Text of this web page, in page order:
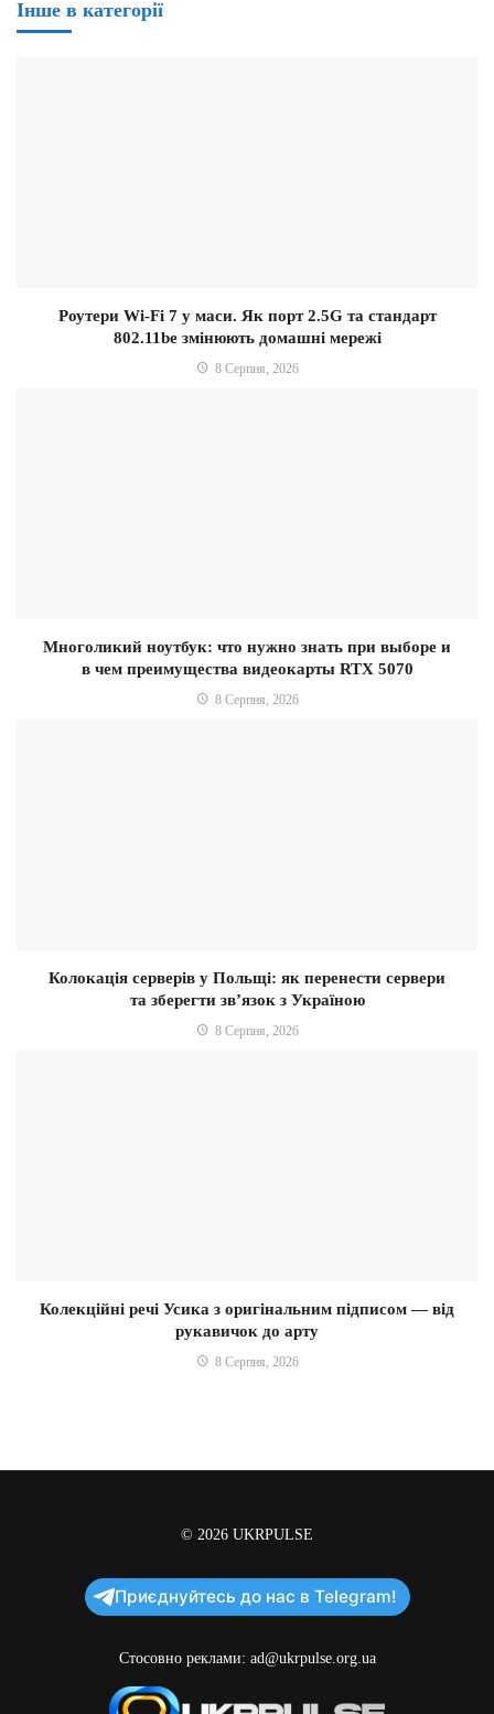
Інше в категорії
Роутери Wi-Fi 7 у маси. Як порт 2.5G та стандарт
802.11be змінюють домашні мережі
8 Серпня, 2026
Многоликий ноутбук: что нужно знать при выборе и
в чем преимущества видеокарты RTX 5070
8 Серпня, 2026
Колокація серверів у Польщі: як перенести сервери
та зберегти зв’язок з Україною
8 Серпня, 2026
Колекційні речі Усика з оригінальним підписом — від
рукавичок до арту
8 Серпня, 2026
© 2026 UKRPULSE
Приєднуйтесь до нас в Telegram!
Стосовно реклами: ad@ukrpulse.org.ua